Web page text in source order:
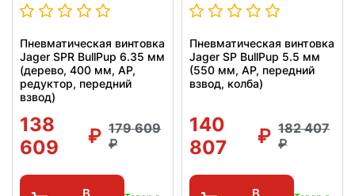
Пневматическая винтовка
Jager SPR BullPup 6.35 мм
(дерево, 400 мм, AP,
редуктор, передний
взвод)
138
609
179 609
Пневматическая винтовка
Jager SP BullPup 5.5 мм
(550 мм, AP, передний
взвод, колба)
140
807
182 407